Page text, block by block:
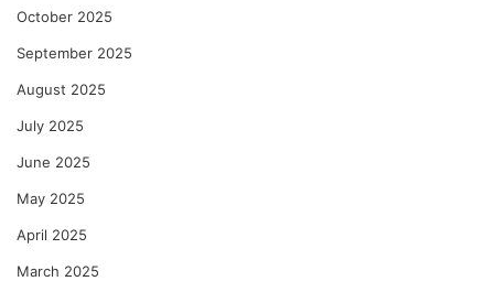
October 2025
September 2025
August 2025
July 2025
June 2025
May 2025
April 2025
March 2025